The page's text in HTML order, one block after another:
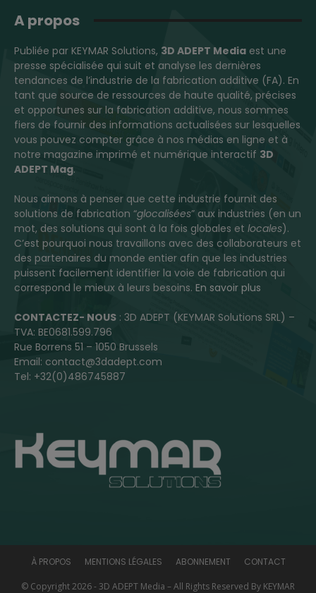
A propos
Publiée par KEYMAR Solutions, 3D ADEPT Media est une
presse spécialisée qui suit et analyse les dernières
tendances de l’industrie de la fabrication additive (FA). En
tant que source de ressources de haute qualité, précises
et opportunes sur la fabrication additive, nous sommes
fiers de fournir des informations actualisées sur lesquelles
vous pouvez compter grâce à nos médias en ligne et à
notre magazine imprimé et numérique interactif 3D
ADEPT Mag.
Nous aimons à penser que cette industrie fournit des
solutions de fabrication “glocalisées” aux industries (en un
mot, des solutions qui sont à la fois globales et locales).
C’est pourquoi nous travaillons avec des collaborateurs et
des partenaires du monde entier afin que les industries
puissent facilement identifier la voie de fabrication qui
correspond le mieux à leurs besoins. En savoir plus
CONTACTEZ- NOUS : 3D ADEPT (KEYMAR Solutions SRL) –
TVA: BE0681.599.796
Rue Borrens 51 – 1050 Brussels
Email: contact@3dadept.com
Tel: +32(0)486745887
À PROPOS MENTIONS LÉGALES ABONNEMENT CONTACT
© Copyright 2026 - 3D ADEPT Media – All Rights Reserved By KEYMAR